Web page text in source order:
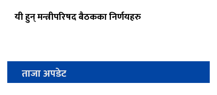
यी हुन् मन्त्रीपरिषद बैठकका निर्णयहरु
ताजा अपडेट